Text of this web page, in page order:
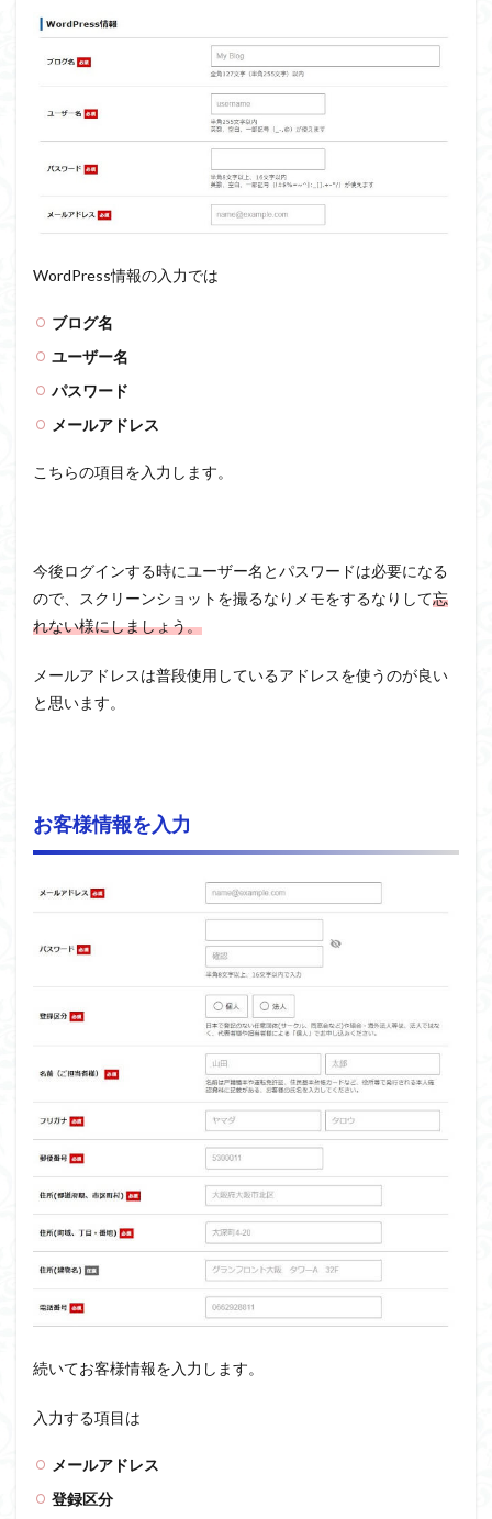
WordPress情報の入力では
ブログ名
ユーザー名
パスワード
メールアドレス
こちらの項目を入力します。
今後ログインする時にユーザー名とパスワードは必要になる
ので、スクリーンショットを撮るなりメモをするなりして忘
れない様にしましょう。
メールアドレスは普段使用しているアドレスを使うのが良い
と思います。
お客様情報を入力
続いてお客様情報を入力します。
入力する項目は
メールアドレス
登録区分